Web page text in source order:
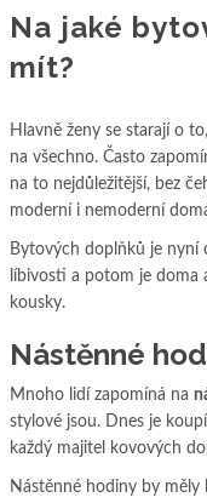
Na jaké
mít?
Hlavně ženy se starají o
na všechno. Často
na to nejdůležitější, bez
moderní i nemoderní
Bytových doplňků je nyní
líbivosti a potom je doma
kousky.
Nástěnné
Mnoho lidí zapomíná na
stylové jsou. Dnes je
každý majitel kovových
Nástěnné hodiny by